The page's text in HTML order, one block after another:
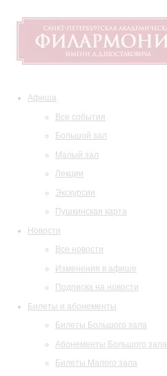
Афиша
Все события
Большой зал
Малый зал
Лекции
Экскурсии
Пушкинская карта
Новости
Все новости
Изменения в афише
Подписка на новости
Билеты и абонементы
Билеты Большого зала
Абонементы Большого зала
Билеты Малого зала